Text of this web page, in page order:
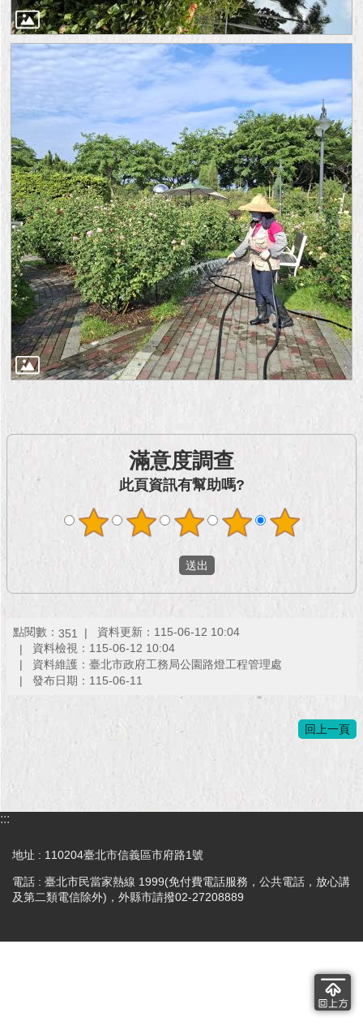
滿意度調查
此頁資訊有幫助嗎?
點閱數： 351
資料更新：115-06-12 10:04
資料檢視：115-06-12 10:04
資料維護：臺北市政府工務局公園路燈工程管理處
發布日期：115-06-11
回上一頁
:::
地址 : 110204臺北市信義區市府路1號
電話 : 臺北市民當家熱線 1999(免付費電話服務，公共電話，放心講
及第二類電信除外)，外縣市請撥02-27208889